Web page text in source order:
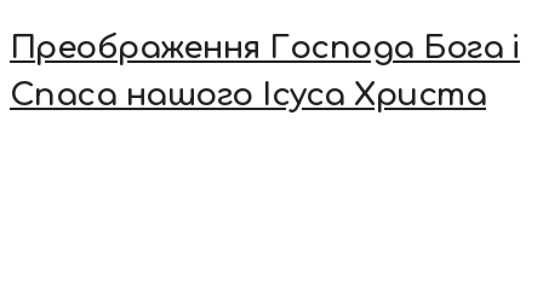
Преображення Господа Бога і
Спаса нашого Ісуса Христа